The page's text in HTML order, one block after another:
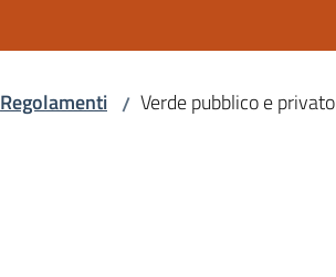
Regolamenti / Verde pubblico e privato